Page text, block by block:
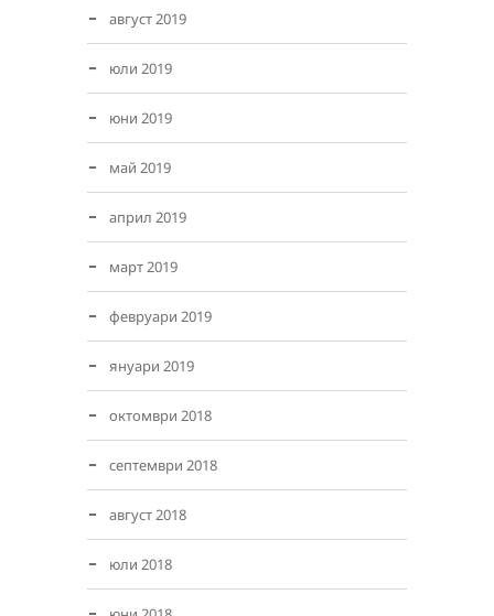
август 2019
юли 2019
юни 2019
май 2019
април 2019
март 2019
февруари 2019
януари 2019
октомври 2018
септември 2018
август 2018
юли 2018